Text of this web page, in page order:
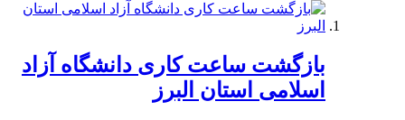
بازگشت ساعت کاری دانشگاه آزاد
اسلامی استان البرز